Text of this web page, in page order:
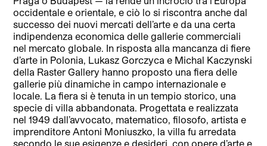
occidentale e orientale, e ciò lo si riscontra anche dal
successo dei nuovi mercati dell’arte e da una certa
indipendenza economica delle gallerie commerciali
nel mercato globale. In risposta alla mancanza di fiere
d’arte in Polonia, Lukasz Gorczyca e Michal Kaczynski
della Raster Gallery hanno proposto una fiera delle
gallerie più dinamiche in campo internazionale e
locale. La fiera si è tenuta in un tempio storico, una
specie di villa abbandonata. Progettata e realizzata
nel 1949 dall’avvocato, matematico, filosofo, artista e
imprenditore Antoni Moniuszko, la villa fu arredata
secondo le sue esigenze e desideri, con opere d’arte e